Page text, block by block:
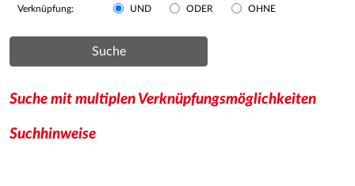
Verknüpfung: UND ODER OHNE
Suche
Suche mit multiplen Verknüpfungsmöglichkeiten
Suchhinweise